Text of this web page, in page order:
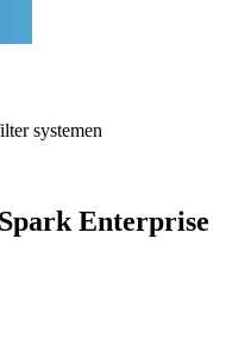
systemen
Enterprise